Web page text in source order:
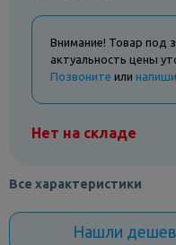
Внимание! Товар под
актуальность цены
Позвоните или
Нет на складе
Все характеристики
Нашли